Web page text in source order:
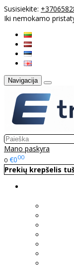
Susisiekite:
Iki nemokamo
Navigacija
Mano paskyra
0 €000
Prekių krepšelis